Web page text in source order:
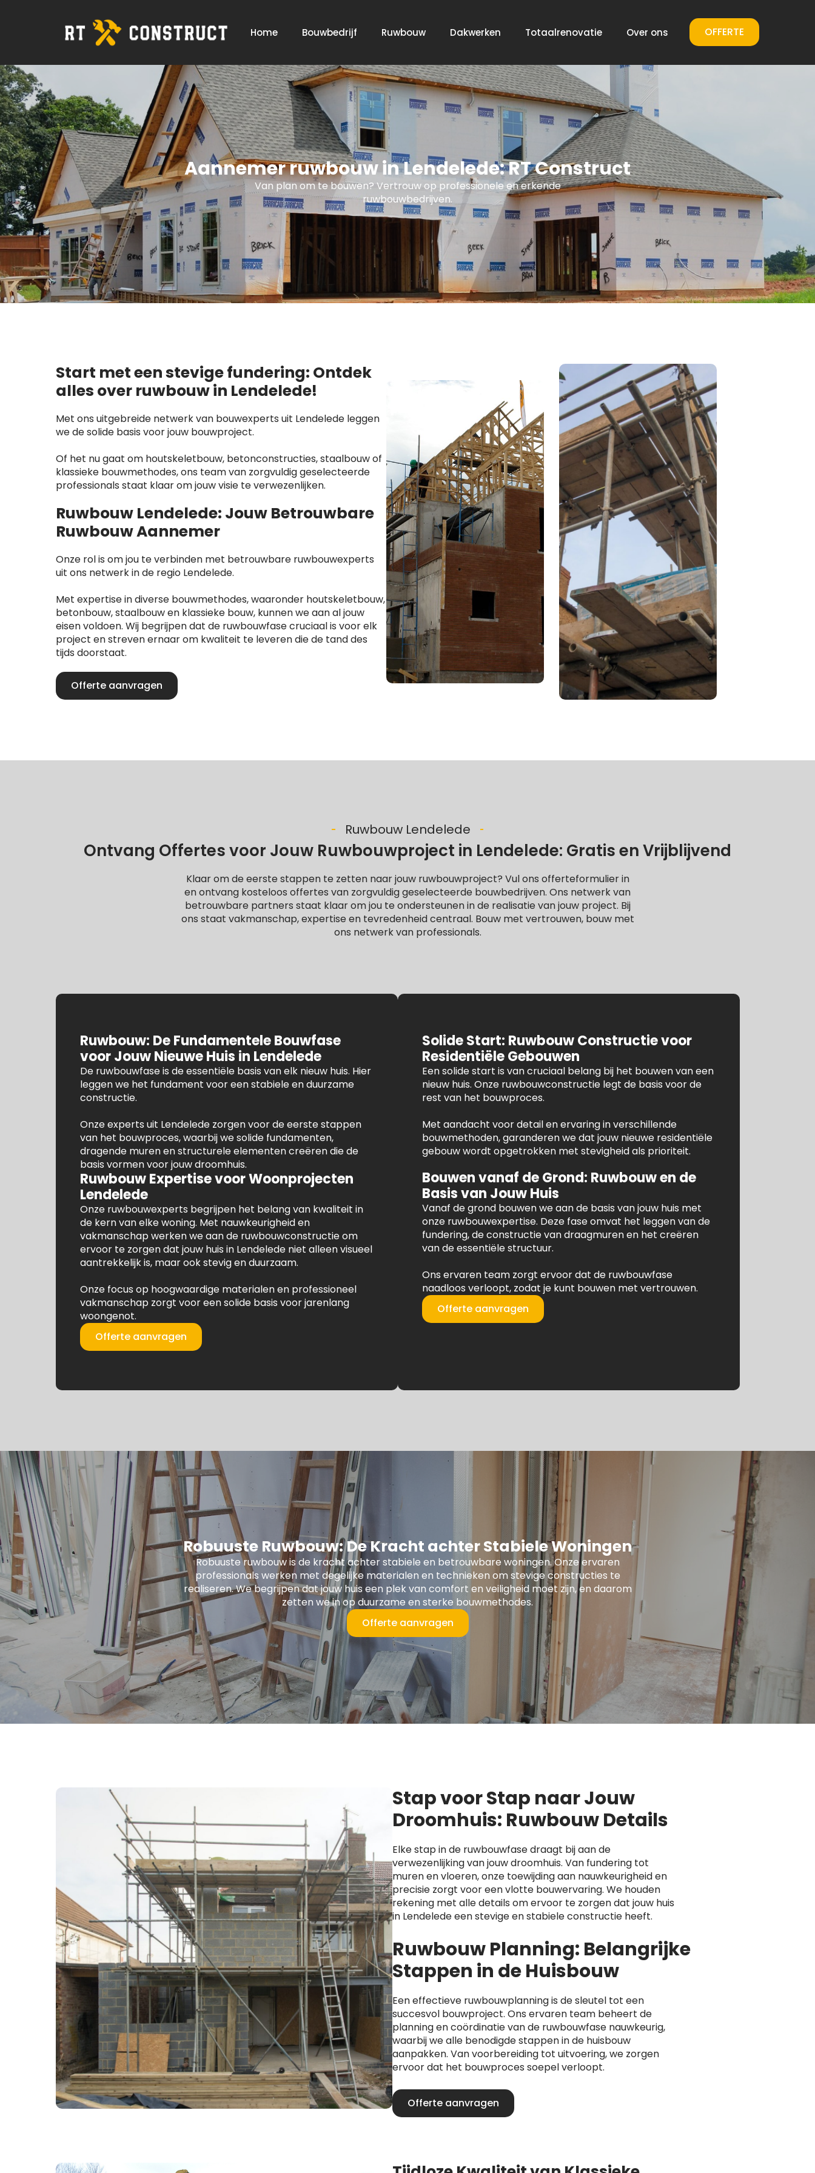
Home Bouwbedrijf Ruwbouw Dakwerken Totaalrenovatie Over ons OFFERTE
Aannemer ruwbouw in Lendelede: RT Construct
Van plan om te bouwen? Vertrouw op professionele en erkende
ruwbouwbedrijven.
Start met een stevige fundering: Ontdek
alles over ruwbouw in Lendelede!
Met ons uitgebreide netwerk van bouwexperts uit Lendelede leggen
we de solide basis voor jouw bouwproject.
Of het nu gaat om houtskeletbouw, betonconstructies, staalbouw of
klassieke bouwmethodes, ons team van zorgvuldig geselecteerde
professionals staat klaar om jouw visie te verwezenlijken.
Ruwbouw Lendelede: Jouw Betrouwbare
Ruwbouw Aannemer
Onze rol is om jou te verbinden met betrouwbare ruwbouwexperts
uit ons netwerk in de regio Lendelede.
Met expertise in diverse bouwmethodes, waaronder houtskeletbouw,
betonbouw, staalbouw en klassieke bouw, kunnen we aan al jouw
eisen voldoen. Wij begrijpen dat de ruwbouwfase cruciaal is voor elk
project en streven ernaar om kwaliteit te leveren die de tand des
tijds doorstaat.
Offerte aanvragen
Ruwbouw Lendelede
Ontvang Offertes voor Jouw Ruwbouwproject in Lendelede: Gratis en Vrijblijvend
Klaar om de eerste stappen te zetten naar jouw ruwbouwproject? Vul ons offerteformulier in
en ontvang kosteloos offertes van zorgvuldig geselecteerde bouwbedrijven. Ons netwerk van
betrouwbare partners staat klaar om jou te ondersteunen in de realisatie van jouw project. Bij
ons staat vakmanschap, expertise en tevredenheid centraal. Bouw met vertrouwen, bouw met
ons netwerk van professionals.
Ruwbouw: De Fundamentele Bouwfase
voor Jouw Nieuwe Huis in Lendelede
De ruwbouwfase is de essentiële basis van elk nieuw huis. Hier
leggen we het fundament voor een stabiele en duurzame
constructie.
Onze experts uit Lendelede zorgen voor de eerste stappen
van het bouwproces, waarbij we solide fundamenten,
dragende muren en structurele elementen creëren die de
basis vormen voor jouw droomhuis.
Ruwbouw Expertise voor Woonprojecten
Lendelede
Onze ruwbouwexperts begrijpen het belang van kwaliteit in
de kern van elke woning. Met nauwkeurigheid en
vakmanschap werken we aan de ruwbouwconstructie om
ervoor te zorgen dat jouw huis in Lendelede niet alleen visueel
aantrekkelijk is, maar ook stevig en duurzaam.
Onze focus op hoogwaardige materialen en professioneel
vakmanschap zorgt voor een solide basis voor jarenlang
woongenot.
Offerte aanvragen
Solide Start: Ruwbouw Constructie voor
Residentiële Gebouwen
Een solide start is van cruciaal belang bij het bouwen van een
nieuw huis. Onze ruwbouwconstructie legt de basis voor de
rest van het bouwproces.
Met aandacht voor detail en ervaring in verschillende
bouwmethoden, garanderen we dat jouw nieuwe residentiële
gebouw wordt opgetrokken met stevigheid als prioriteit.
Bouwen vanaf de Grond: Ruwbouw en de
Basis van Jouw Huis
Vanaf de grond bouwen we aan de basis van jouw huis met
onze ruwbouwexpertise. Deze fase omvat het leggen van de
fundering, de constructie van draagmuren en het creëren
van de essentiële structuur.
Ons ervaren team zorgt ervoor dat de ruwbouwfase
naadloos verloopt, zodat je kunt bouwen met vertrouwen.
Offerte aanvragen
Robuuste Ruwbouw: De Kracht achter Stabiele Woningen
Robuuste ruwbouw is de kracht achter stabiele en betrouwbare woningen. Onze ervaren
professionals werken met degelijke materialen en technieken om stevige constructies te
realiseren. We begrijpen dat jouw huis een plek van comfort en veiligheid moet zijn, en daarom
zetten we in op duurzame en sterke bouwmethodes.
Offerte aanvragen
Stap voor Stap naar Jouw
Droomhuis: Ruwbouw Details
Elke stap in de ruwbouwfase draagt bij aan de
verwezenlijking van jouw droomhuis. Van fundering tot
muren en vloeren, onze toewijding aan nauwkeurigheid en
precisie zorgt voor een vlotte bouwervaring. We houden
rekening met alle details om ervoor te zorgen dat jouw huis
in Lendelede een stevige en stabiele constructie heeft.
Ruwbouw Planning: Belangrijke
Stappen in de Huisbouw
Een effectieve ruwbouwplanning is de sleutel tot een
succesvol bouwproject. Ons ervaren team beheert de
planning en coördinatie van de ruwbouwfase nauwkeurig,
waarbij we alle benodigde stappen in de huisbouw
aanpakken. Van voorbereiding tot uitvoering, we zorgen
ervoor dat het bouwproces soepel verloopt.
Offerte aanvragen